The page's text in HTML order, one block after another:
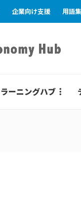
企業向け支援 用語集
ラーニングハブ